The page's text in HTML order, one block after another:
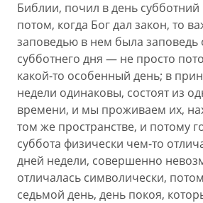
Библии, почил в день субботний
потом, когда Бог дал закон, то
заповедью в нем была заповедь
субботнего дня — не просто
какой-то особенный день; в
недели одинаковы, состоят из
времени, и мы проживаем их,
том же пространстве, и потому
суббота физически чем-то
дней недели, совершенно
отличалась символически,
седьмой день, день покоя,